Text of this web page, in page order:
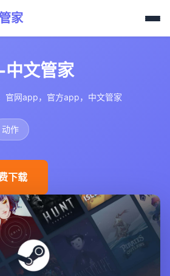
家
文管家
官网app，官方app，中文管家
动作
下载